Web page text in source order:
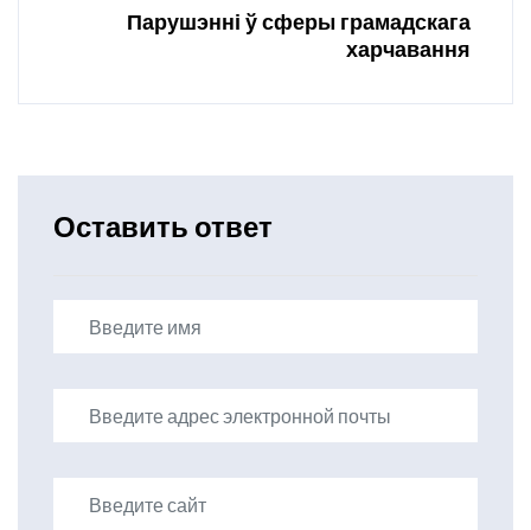
Парушэнні ў сферы грамадскага
харчавання
Оставить ответ